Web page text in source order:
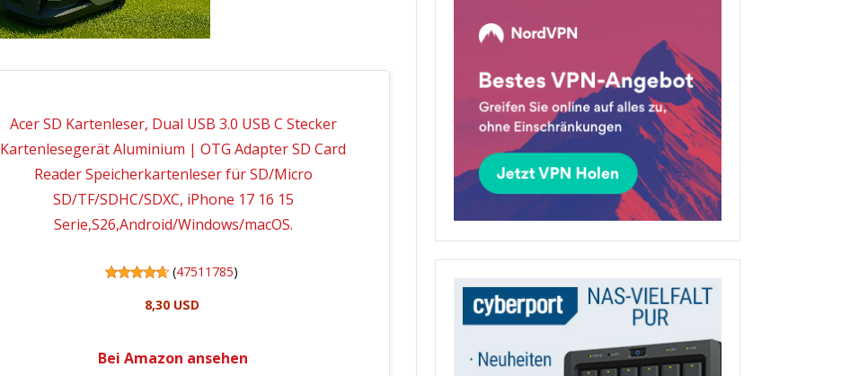
Acer SD Kartenleser, Dual USB 3.0 USB C Stecker
Kartenlesegerät Aluminium | OTG Adapter SD Card
Reader Speicherkartenleser für SD/Micro
SD/TF/SDHC/SDXC, iPhone 17 16 15
Serie,S26,Android/Windows/macOS.
(47511785)
8,30 USD
Bei Amazon ansehen